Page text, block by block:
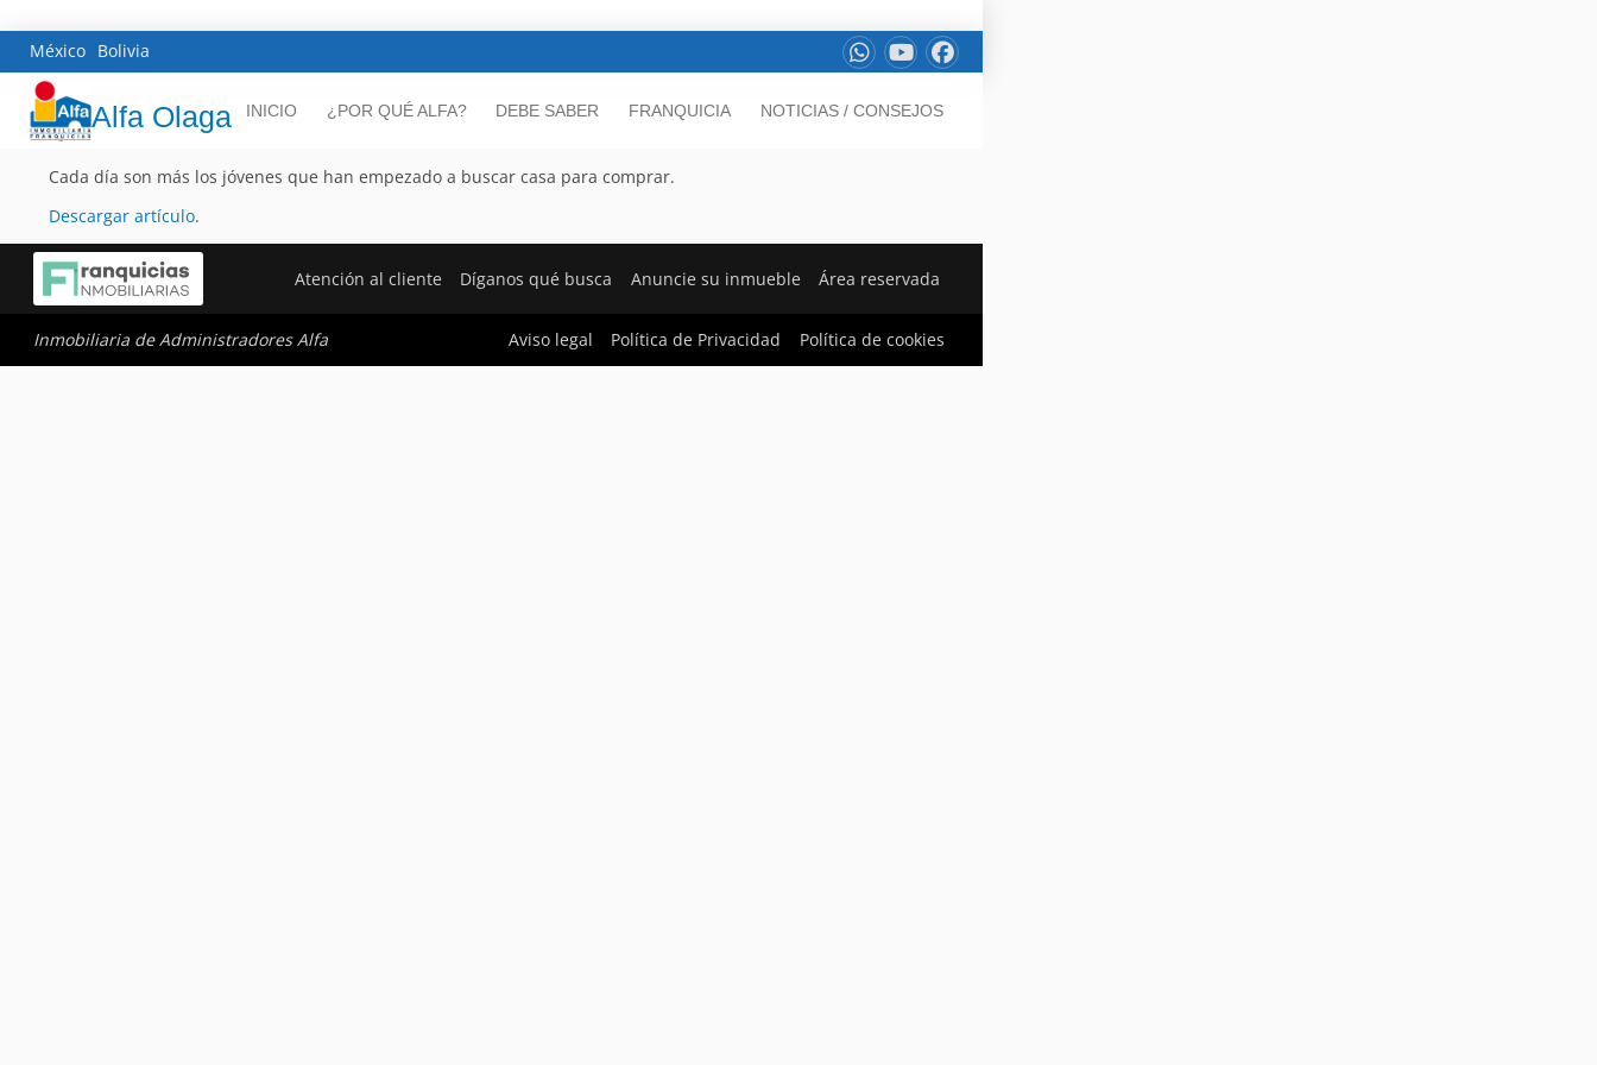
México Bolivia
Alfa Olaga INICIO ¿POR QUÉ ALFA? DEBE SABER FRANQUICIA NOTICIAS / CONSEJOS
Cada día son más los jóvenes que han empezado a buscar casa para comprar.
Descargar artículo.
Atención al cliente Díganos qué busca Anuncie su inmueble Área reservada
Inmobiliaria de Administradores Alfa Aviso legal Política de Privacidad Política de cookies